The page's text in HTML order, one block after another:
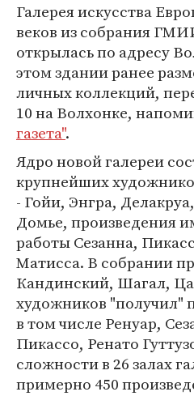
Галерея искусства
веков из собрания
открылась по адресу
этом здании ранее
личных коллекций,
10 на Волхонке,
газета".
Ядро новой галереи
крупнейших
- Гойи, Энгра,
Домье, произведения
работы Сезанна,
Матисса. В собрании
Кандинский, Шагал,
художников "получил"
в том числе Ренуар,
Пикассо, Ренато
сложности в 26 залах
примерно 450